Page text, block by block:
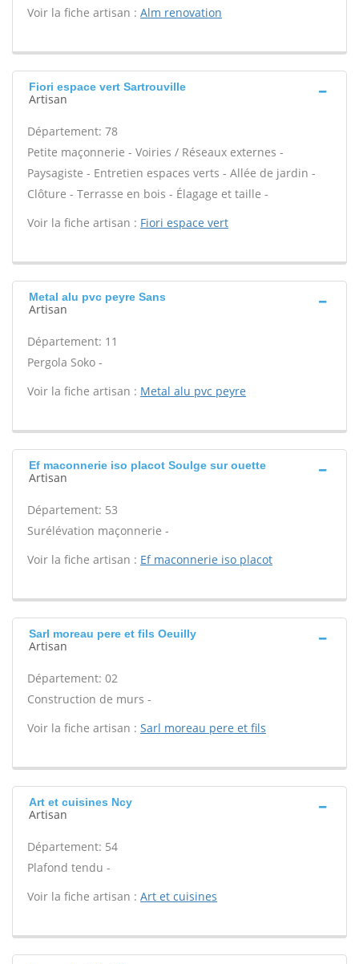
Voir la fiche artisan : Alm renovation
Fiori espace vert Sartrouville
Artisan
Département: 78
Petite maçonnerie - Voiries / Réseaux externes -
Paysagiste - Entretien espaces verts - Allée de jardin -
Clôture - Terrasse en bois - Élagage et taille -
Voir la fiche artisan : Fiori espace vert
Metal alu pvc peyre Sans
Artisan
Département: 11
Pergola Soko -
Voir la fiche artisan : Metal alu pvc peyre
Ef maconnerie iso placot Soulge sur ouette
Artisan
Département: 53
Surélévation maçonnerie -
Voir la fiche artisan : Ef maconnerie iso placot
Sarl moreau pere et fils Oeuilly
Artisan
Département: 02
Construction de murs -
Voir la fiche artisan : Sarl moreau pere et fils
Art et cuisines Ncy
Artisan
Département: 54
Plafond tendu -
Voir la fiche artisan : Art et cuisines